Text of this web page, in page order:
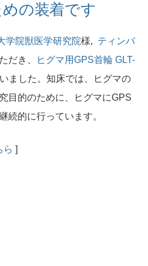
の装着です
学院獣医学研究院様, ティンバ
だき、
ヒグマ用GPS首輪 GLT-
ました。知床では、ヒグマの
目的のために、ヒグマにGPS
続的に行っています。
ら ]